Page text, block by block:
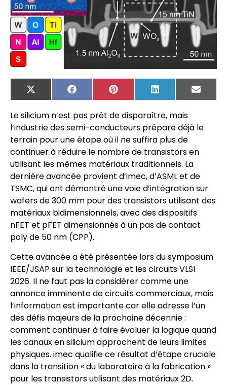
X
(Twitter)
FacebookPinterest LinkedIn
Email
Le silicium n’est pas prêt de disparaître, mais
l’industrie des semi-conducteurs prépare déjà le
terrain pour une étape où il ne suffira plus de
continuer à réduire le nombre de transistors en
utilisant les mêmes matériaux traditionnels. La
dernière avancée provient d’imec, d’ASML et de
TSMC, qui ont démontré une voie d’intégration sur
wafers de 300 mm pour des transistors utilisant des
matériaux bidimensionnels, avec des dispositifs
nFET et pFET dimensionnés à un pas de contact
poly de 50 nm (CPP).
Cette avancée a été présentée lors du symposium
IEEE/JSAP sur la technologie et les circuits VLSI
2026. Il ne faut pas la considérer comme une
annonce imminente de circuits commerciaux, mais
l’information est importante car elle adresse l’un
des défis majeurs de la prochaine décennie :
comment continuer à faire évoluer la logique quand
les canaux en silicium approchent de leurs limites
physiques. imec qualifie ce résultat d’étape cruciale
dans la transition « du laboratoire à la fabrication »
pour les transistors utilisant des matériaux 2D.